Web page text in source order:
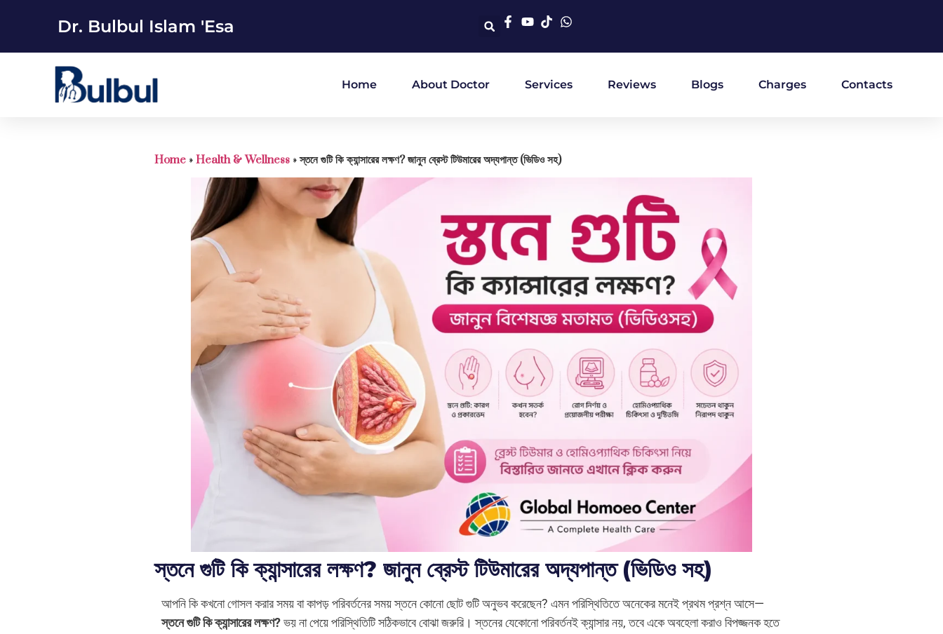
Dr. Bulbul Islam 'Esa
Home About Doctor Services Reviews Blogs Charges Contacts
Home » Health & Wellness »স্তনে গুটি কি ক্যান্সারের লক্ষণ? জানুন ব্রেস্ট টিউমারের অদ্যপান্ত (ভিডিও সহ)
স্তনে গুটি কি ক্যান্সারের লক্ষণ? জানুন ব্রেস্ট টিউমারের অদ্যপান্ত (ভিডিও সহ)
আপনি কি কখনো গোসল করার সময় বা কাপড় পরিবর্তনের সময় স্তনে কোনো ছোট গুটি অনুভব করেছেন? এমন পরিস্থিতিতে অনেকের মনেই প্রথম প্রশ্ন আসে—
স্তনে গুটি কি ক্যান্সারের লক্ষণ?ভয় না পেয়ে পরিস্থিতিটি সঠিকভাবে বোঝা জরুরি। স্তনের যেকোনো পরিবর্তনই ক্যান্সার নয়, তবে একে অবহেলা করাও বিপজ্জনক হতে